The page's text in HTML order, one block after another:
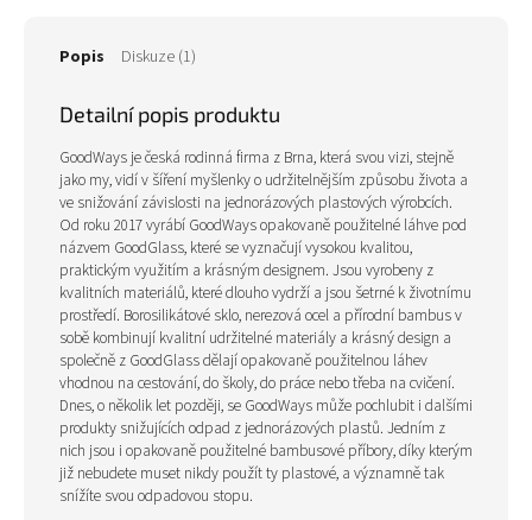
Popis Diskuze (1)
Detailní popis produktu
GoodWays je česká rodinná firma z Brna, která svou vizi, stejně
jako my, vidí v šíření myšlenky o udržitelnějším způsobu života a
ve snižování závislosti na jednorázových plastových výrobcích.
Od roku 2017 vyrábí GoodWays opakovaně použitelné láhve pod
názvem GoodGlass, které se vyznačují vysokou kvalitou,
praktickým využitím a krásným designem. Jsou vyrobeny z
kvalitních materiálů, které dlouho vydrží a jsou šetrné k životnímu
prostředí. Borosilikátové sklo, nerezová ocel a přírodní bambus v
sobě kombinují kvalitní udržitelné materiály a krásný design a
společně z GoodGlass dělají opakovaně použitelnou láhev
vhodnou na cestování, do školy, do práce nebo třeba na cvičení.
Dnes, o několik let později, se GoodWays může pochlubit i dalšími
produkty snižujících odpad z jednorázových plastů. Jedním z
nich jsou i opakovaně použitelné bambusové příbory, díky kterým
již nebudete muset nikdy použít ty plastové, a významně tak
snížíte svou odpadovou stopu.